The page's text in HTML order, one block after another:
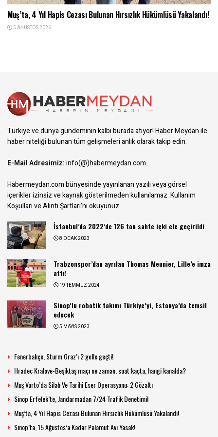
Muş’ta, 4 Yıl Hapis Cezası Bulunan Hırsızlık Hükümlüsü Yakalandı!
5 AĞUSTOS 2026
Türkiye ve dünya gündeminin kalbi burada atıyor! Haber Meydan ile
haber niteliği bulunan tüm gelişmeleri anlık olarak takip edin.
E-Mail Adresimiz:info(@)habermeydan.com
Habermeydan.com bünyesinde yayınlanan yazılı veya görsel
içerikler izinsiz ve kaynak gösterilmeden kullanılamaz.Kullanım
Koşulları ve Alıntı Şartları'nı okuyunuz.
İstanbul’da 2022’de 126 ton sahte içki ele geçirildi
8 OCAK 2023
Trabzonspor’dan ayrılan Thomas Meunier, Lille’e imza
attı!
19 TEMMUZ 2024
Sinop’lu robotik takımı Türkiye’yi, Estonya’da temsil
edecek
5 MAYIS 2023
Fenerbahçe, Sturm Graz’ı 2 golle geçti!
Hradec Kralove-Beşiktaş maçı ne zaman, saat kaçta, hangi kanalda?
Muş Varto’da Silah Ve Tarihi Eser Operasyonu: 2 Gözaltı
Sinop Erfelek’te, Jandarmadan 7/24 Trafik Denetimi!
Muş’ta, 4 Yıl Hapis Cezası Bulunan Hırsızlık Hükümlüsü Yakalandı!
Sinop’ta, 15 Ağustos’a Kadar Palamut Avı Yasak!